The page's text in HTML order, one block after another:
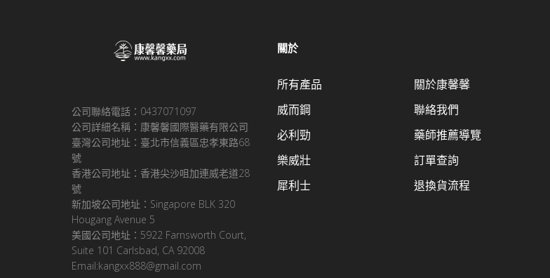
公司聯絡電話：0437071097
公司詳細名稱：康馨馨國際醫藥有限公司
臺灣公司地址：臺北市信義區忠孝東路68
號
香港公司地址：香港尖沙咀加連威老道28
號
新加坡公司地址：Singapore BLK 320
Hougang Avenue 5
美國公司地址：5922 Farnsworth Court,
Suite 101 Carlsbad, CA 92008
Email:kangxx888@gmail.com
關於
所有產品
威而鋼
必利勁
樂威壯
犀利士
關於康馨馨
聯絡我們
藥師推薦導覽
訂單查詢
退換貨流程